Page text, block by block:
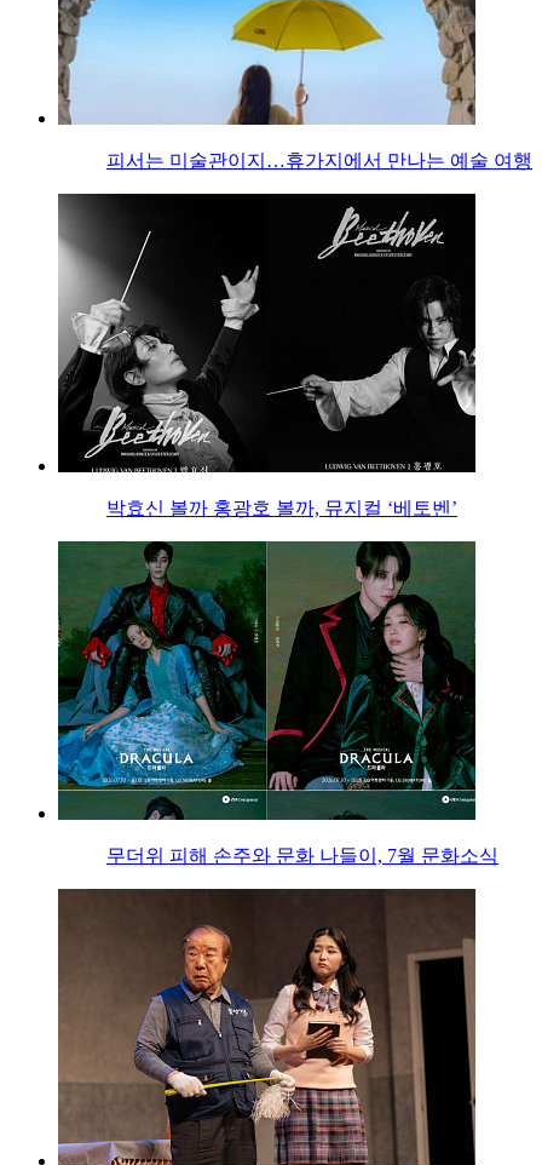
피서는 미술관이지…휴가지에서 만나는 예술 여행
박효신 볼까 홍광호 볼까, 뮤지컬 ‘베토벤’
무더위 피해 손주와 문화 나들이, 7월 문화소식